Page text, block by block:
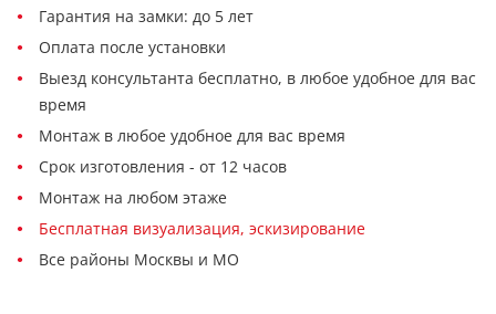
Гарантия на замки: до 5 лет
Оплата после установки
Выезд консультанта бесплатно, в любое удобное для вас
время
Монтаж в любое удобное для вас время
Срок изготовления - от 12 часов
Монтаж на любом этаже
Бесплатная визуализация, эскизирование
Все районы Москвы и МО